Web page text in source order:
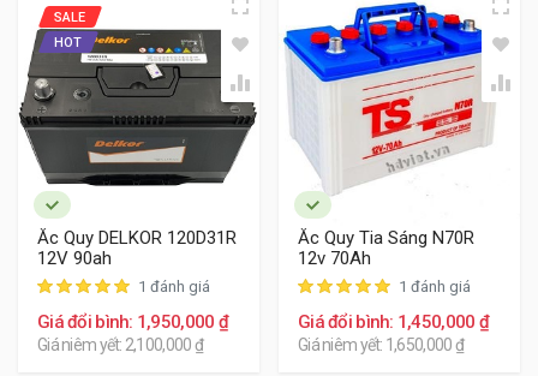
SALE
HOT
Ắc Quy DELKOR 120D31R
12V 90ah
1 đánh giá
Giá đổi bình: 1,950,000 ₫
Giá niêm yết: 2,100,000 ₫
Ắc Quy Tia Sáng N70R
12v 70Ah
1 đánh giá
Giá đổi bình: 1,450,000 ₫
Giá niêm yết: 1,650,000 ₫